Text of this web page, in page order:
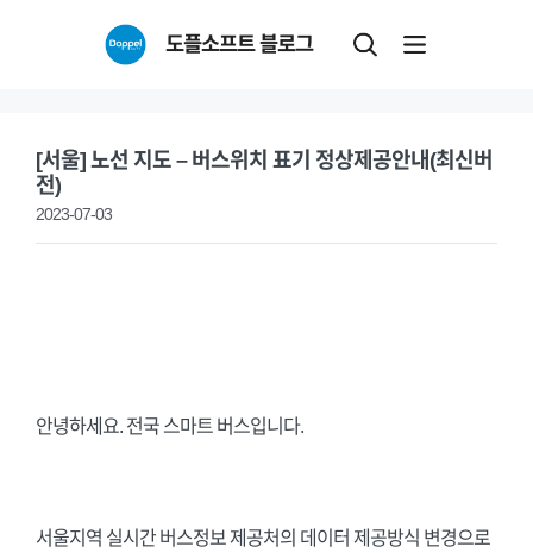
도플소프트 블로그
[서울] 노선 지도 – 버스위치 표기 정상제공안내(최신버
전)
2023-07-03
안녕하세요. 전국 스마트 버스입니다.
서울지역 실시간 버스정보 제공처의 데이터 제공방식 변경으로